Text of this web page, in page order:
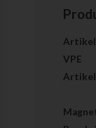
VPE